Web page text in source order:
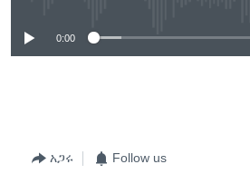
0:00
አጋሩ Follow us